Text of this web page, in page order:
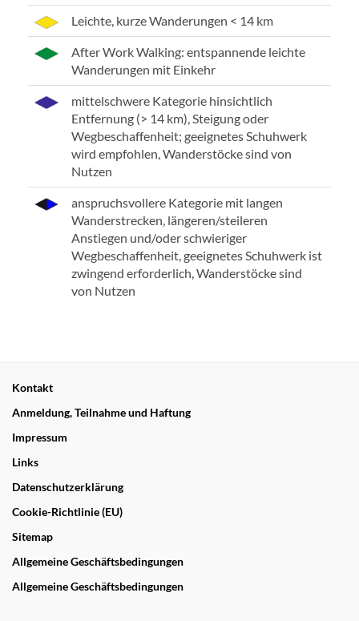
Leichte, kurze Wanderungen < 14 km
After Work Walking: entspannende leichte
Wanderungen mit Einkehr
mittelschwere Kategorie hinsichtlich
Entfernung (> 14 km), Steigung oder
Wegbeschaffenheit; geeignetes Schuhwerk
wird empfohlen, Wanderstöcke sind von
Nutzen
anspruchsvollere Kategorie mit langen
Wanderstrecken, längeren/steileren
Anstiegen und/oder schwieriger
Wegbeschaffenheit, geeignetes Schuhwerk ist
zwingend erforderlich, Wanderstöcke sind
von Nutzen
Kontakt
Anmeldung, Teilnahme und Haftung
Impressum
Links
Datenschutzerklärung
Cookie-Richtlinie (EU)
Sitemap
Allgemeine Geschäftsbedingungen
Allgemeine Geschäftsbedingungen